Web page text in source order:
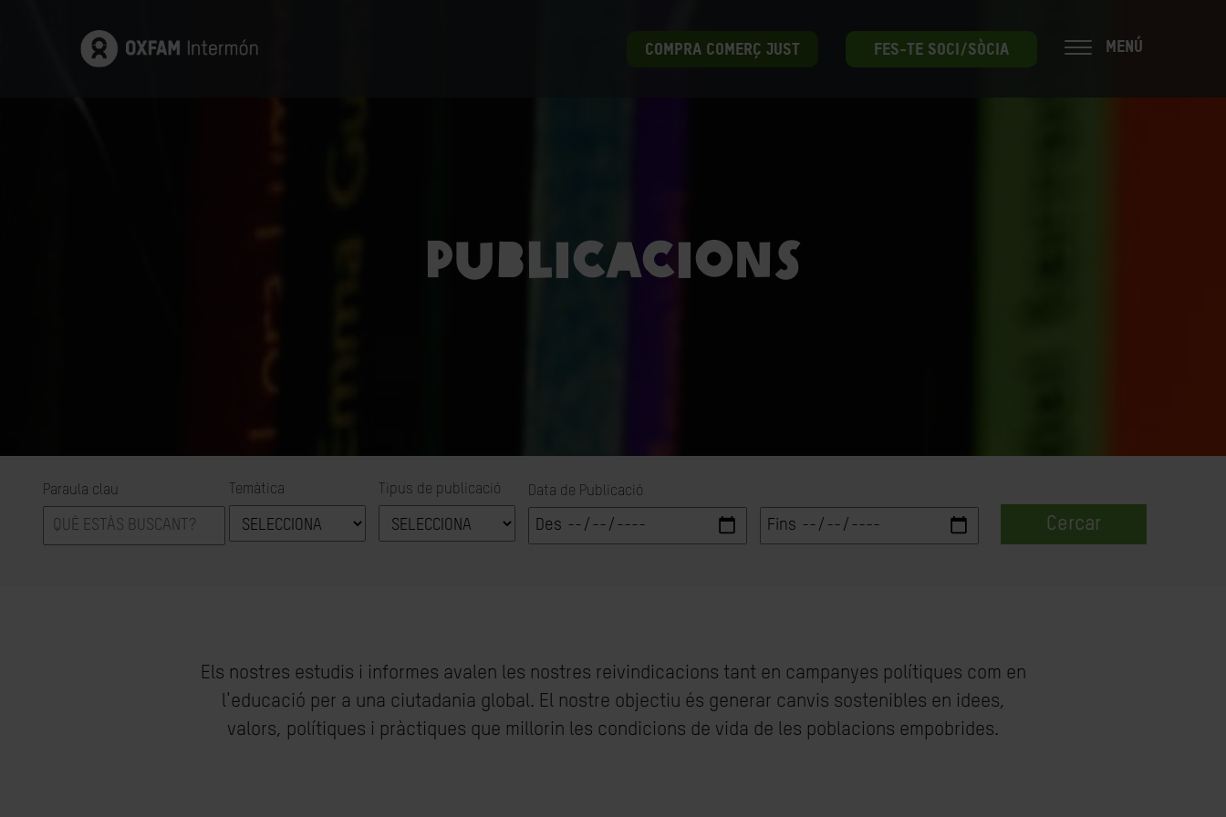
COMPRA COMERÇ JUST FES-TE SOCI/SÒCIA MENÚ
Publicacions
Paraula clau Temàtica Tipus de publicació Data de Publicació
Cercar
Els nostres estudis i informes avalen les nostres reivindicacions tant en campanyes polítiques com en
l'educació per a una ciutadania global. El nostre objectiu és generar canvis sostenibles en idees,
valors, polítiques i pràctiques que millorin les condicions de vida de les poblacions empobrides.